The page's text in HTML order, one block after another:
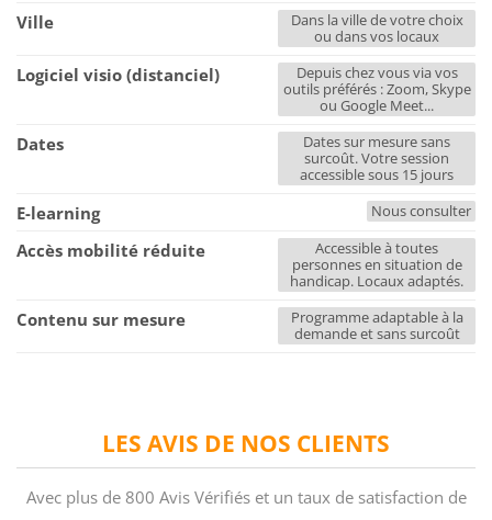
LES AVIS DE NOS CLIENTS
Avec plus de 800 Avis Vérifiés et un taux de satisfaction de
Ville
Dans la ville de votre choix
ou dans vos locaux
Logiciel visio (distanciel)
Depuis chez vous via vos
outils préférés : Zoom, Skype
ou Google Meet...
Dates
Dates sur mesure sans
surcoût. Votre session
accessible sous 15 jours
E-learning Nous consulter
Accès mobilité réduite
Accessible à toutes
personnes en situation de
handicap. Locaux adaptés.
Contenu sur mesure
Programme adaptable à la
demande et sans surcoût